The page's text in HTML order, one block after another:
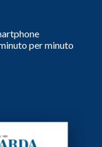
per minuto